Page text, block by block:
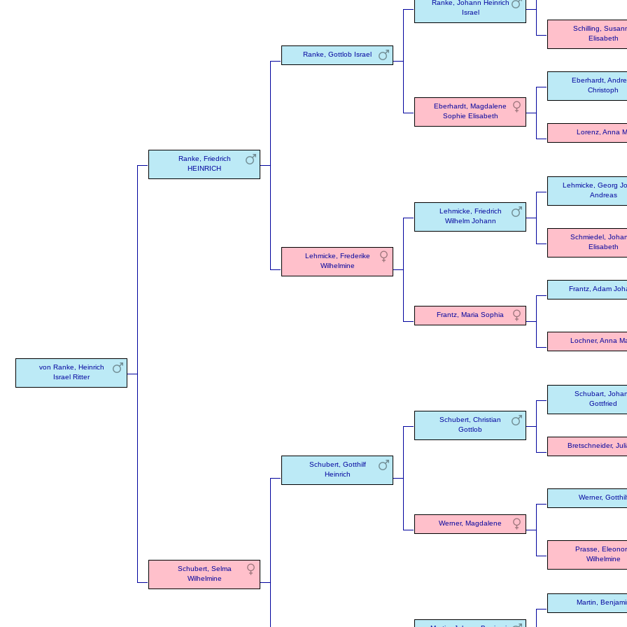
von Ranke, Heinrich
Israel Ritter
Ranke, Friedrich
HEINRICH
Ranke, Gottlob Israel
Ranke, Johann Heinrich
Israel
Schilling,
Elisabeth
Eberhardt, Magdalene
Sophie Elisabeth
Eberhardt,
Christoph
Lorenz, Anna
Lehmicke, Frederike
Wilhelmine
Lehmicke, Friedrich
Wilhelm Johann
Lehmicke, Georg
Andreas
Schmiedel,
Elisabeth
Frantz, Maria Sophia
Frantz, Adam
Lochner, Anna
Schubert, Selma
Wilhelmine
Schubert, Gotthilf
Heinrich
Schubert, Christian
Gottlob
Schubart,
Gottfried
Bretschneider,
Werner, Magdalene
Werner,
Prasse,
Wilhelmine
Martin,